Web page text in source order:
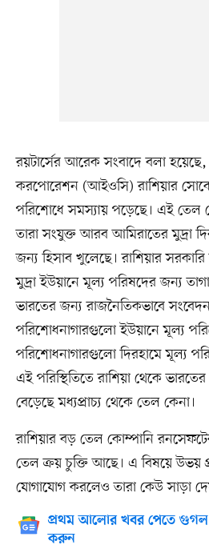
রয়টার্সের আরেক সংবাদে বলা
করপোরেশন (আইওসি) রাশিয়ার
পরিশোধে সমস্যায় পড়েছে। এই তেল
তারা সংযুক্ত আরব আমিরাতের মুদ্রা
জন্য হিসাব খুলেছে। রাশিয়ার সরকারি
মুদ্রা ইউয়ানে মূল্য পরিষদের জন্য
ভারতের জন্য রাজনৈতিকভাবে
পরিশোধনাগারগুলো ইউয়ানে মূল্য
পরিশোধনাগারগুলো দিরহামে মূল্য
এই পরিস্থিতিতে রাশিয়া থেকে
বেড়েছে মধ্যপ্রাচ্য থেকে তেল কেনা।
রাশিয়ার বড় তেল কোম্পানি
তেল ক্রয় চুক্তি আছে। এ বিষয়ে উভয়
যোগাযোগ করলেও তারা কেউ সাড়া
প্রথম আলোর খবর পেতে গুগল
করুন